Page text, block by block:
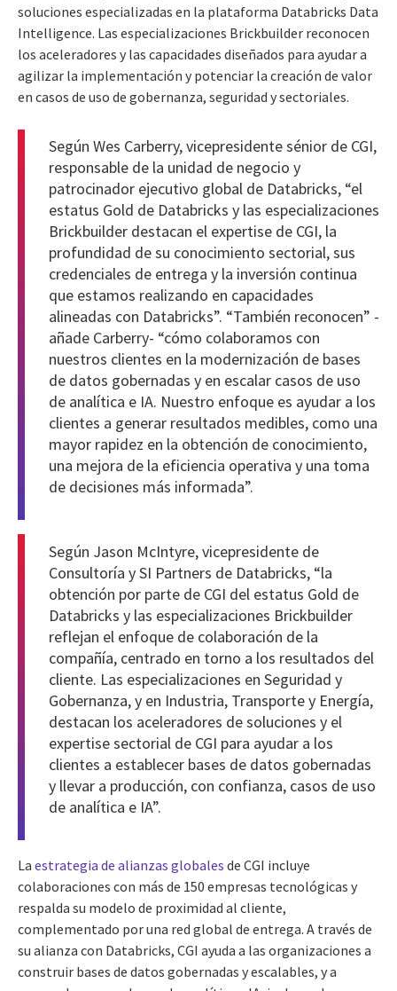
soluciones especializadas en la plataforma Databricks Data
Intelligence. Las especializaciones Brickbuilder reconocen
los aceleradores y las capacidades diseñados para ayudar a
agilizar la implementación y potenciar la creación de valor
en casos de uso de gobernanza, seguridad y sectoriales.
Según Wes Carberry, vicepresidente sénior de CGI,
responsable de la unidad de negocio y
patrocinador ejecutivo global de Databricks, “el
estatus Gold de Databricks y las especializaciones
Brickbuilder destacan el expertise de CGI, la
profundidad de su conocimiento sectorial, sus
credenciales de entrega y la inversión continua
que estamos realizando en capacidades
alineadas con Databricks”. “También reconocen” -
añade Carberry- “cómo colaboramos con
nuestros clientes en la modernización de bases
de datos gobernadas y en escalar casos de uso
de analítica e IA. Nuestro enfoque es ayudar a los
clientes a generar resultados medibles, como una
mayor rapidez en la obtención de conocimiento,
una mejora de la eficiencia operativa y una toma
de decisiones más informada”.
Según Jason McIntyre, vicepresidente de
Consultoría y SI Partners de Databricks, “la
obtención por parte de CGI del estatus Gold de
Databricks y las especializaciones Brickbuilder
reflejan el enfoque de colaboración de la
compañía, centrado en torno a los resultados del
cliente. Las especializaciones en Seguridad y
Gobernanza, y en Industria, Transporte y Energía,
destacan los aceleradores de soluciones y el
expertise sectorial de CGI para ayudar a los
clientes a establecer bases de datos gobernadas
y llevar a producción, con confianza, casos de uso
de analítica e IA”.
La estrategia de alianzas globales de CGI incluye
colaboraciones con más de 150 empresas tecnológicas y
respalda su modelo de proximidad al cliente,
complementado por una red global de entrega. A través de
su alianza con Databricks, CGI ayuda a las organizaciones a
construir bases de datos gobernadas y escalables, y a